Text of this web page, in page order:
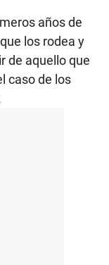
años de
los rodea y
de aquello que
caso de los